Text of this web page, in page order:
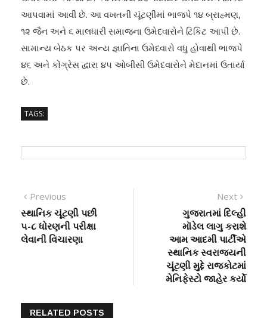
આપવામાં આવી છે. આ વખતની ચૂંટણીમાં ભાજપે ૧૪ બ્રાહ્મણ,
૧૨ જૈન અને ૬ માલધારી સમાજના ઉમેદવારોને ટિકિટ આપી છે.
સામાન્ય બેઠક પર અન્ય જ્ઞાતિના ઉમેદવારો વધુ હોવાથી ભાજપે
૪૬ અને કોંગ્રેસ દ્વારા ૪૫ ઓબીસી ઉમેદવારોને મેદાનમાં ઉતાર્યા
છે.
TAGS:
Post
navigation
Previous
post:
સ્થાનિક ચૂંટણી પછી
૫-૮ ધોરણની પરીક્ષા
લેવાની વિચારણા
Next
post:
ગુજરાતમાં દિલ્હી
મૉડેલ લાગુ કરાશે
આમ આદમી પાર્ટીએ
સ્થાનિક સ્વરાજ્યની
ચૂંટણી મુદ્દે રાજકોટમાં
મેનિફેસ્ટો જાહેર કર્યો
RELATED POSTS